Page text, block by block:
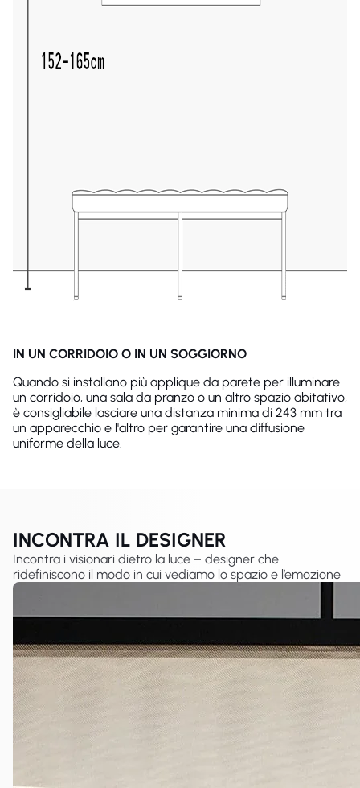
IN UN CORRIDOIO O IN UN SOGGIORNO
Quando si installano più applique da parete per illuminare
un corridoio, una sala da pranzo o un altro spazio abitativo,
è consigliabile lasciare una distanza minima di 243 mm tra
un apparecchio e l'altro per garantire una diffusione
uniforme della luce.
INCONTRA IL DESIGNER
Incontra i visionari dietro la luce – designer che
ridefiniscono il modo in cui vediamo lo spazio e l’emozione